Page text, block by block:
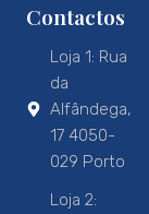
Contactos
Loja 1: Rua
da
Alfândega,
17 4050-
029 Porto
Loja 2: